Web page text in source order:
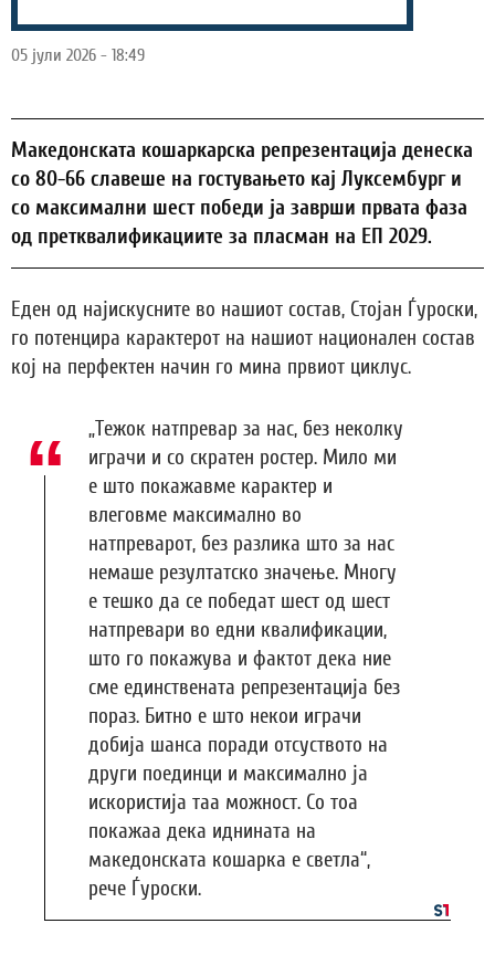
05 јули 2026 - 18:49
Македонската кошаркарска репрезентација денеска
со 80-66 славеше на гостувањето кај Луксембург и
со максимални шест победи ја заврши првата фаза
од претквалификациите за пласман на ЕП 2029.
Еден од најискусните во нашиот состав, Стојан Ѓуроски,
го потенцира карактерот на нашиот национален состав
кој на перфектен начин го мина првиот циклус.
„Тежок натпревар за нас, без неколку
играчи и со скратен ростер. Мило ми
е што покажавме карактер и
влеговме максимално во
натпреварот, без разлика што за нас
немаше резултатско значење. Многу
е тешко да се победат шест од шест
натпревари во едни квалификации,
што го покажува и фактот дека ние
сме единствената репрезентација без
пораз. Битно е што некои играчи
добија шанса поради отсуството на
други поединци и максимално ја
искористија таа можност. Со тоа
покажаа дека иднината на
македонската кошарка е светла“,
рече Ѓуроски.